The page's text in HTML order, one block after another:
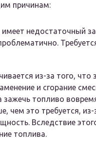
причинам:
имеет недостаточный
из-за того,
и сгорание
топливо
чем это требуется,
Вследствие
топлива.